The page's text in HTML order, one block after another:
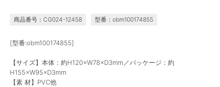
商品番号：CG024-12458 型番：obm100174855
[型番:obm100174855]
【サイズ】本体：約H120×W78×D3mm／パッケージ：約
H155×W95×D3mm
【素 材】PVC他